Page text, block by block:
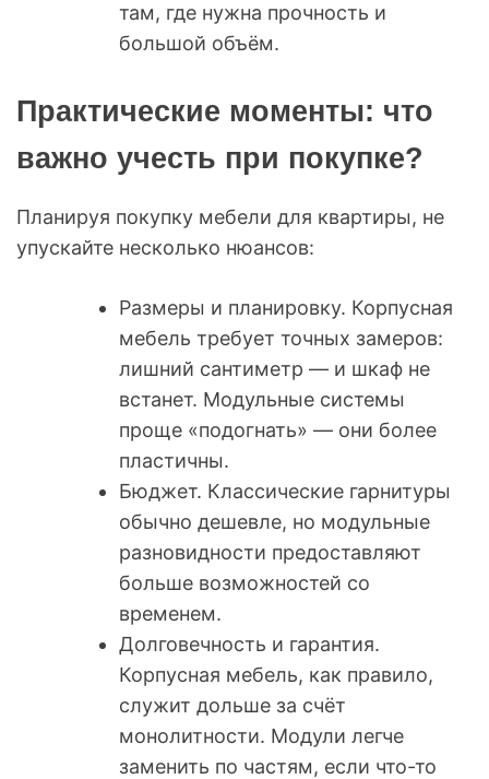
там, где нужна прочность и
большой объём.
Практические моменты: что
важно учесть при покупке?
Планируя покупку мебели для квартиры, не
упускайте несколько нюансов:
Размеры и планировку. Корпусная
мебель требует точных замеров:
лишний сантиметр — и шкаф не
встанет. Модульные системы
проще «подогнать» — они более
пластичны.
Бюджет. Классические гарнитуры
обычно дешевле, но модульные
разновидности предоставляют
больше возможностей со
временем.
Долговечность и гарантия.
Корпусная мебель, как правило,
служит дольше за счёт
монолитности. Модули легче
заменить по частям, если что-то